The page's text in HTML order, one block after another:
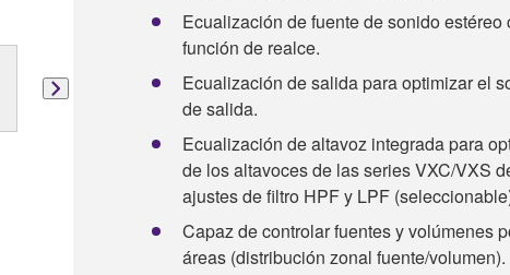
Ecualización de fuente de sonido estéreo
función de realce.
Ecualización de salida para optimizar el
de salida.
Ecualización de altavoz integrada para
de los altavoces de las series VXC/VXS
ajustes de filtro HPF y LPF
Capaz de controlar fuentes y volúmenes
áreas (distribución zonal fuente/volumen).